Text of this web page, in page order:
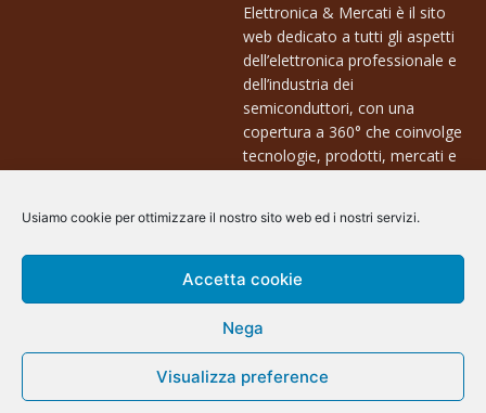
Usiamo cookie per ottimizzare il nostro sito web ed i nostri servizi.
Accetta cookie
Nega
Visualizza preference
Elettronica & Mercati è il sito
web dedicato a tutti gli aspetti
dell’elettronica professionale e
dell’industria dei
semiconduttori, con una
copertura a 360° che coinvolge
tecnologie, prodotti, mercati e
Contatti:
info@arscommunication.it
@ArsCommunication 2023